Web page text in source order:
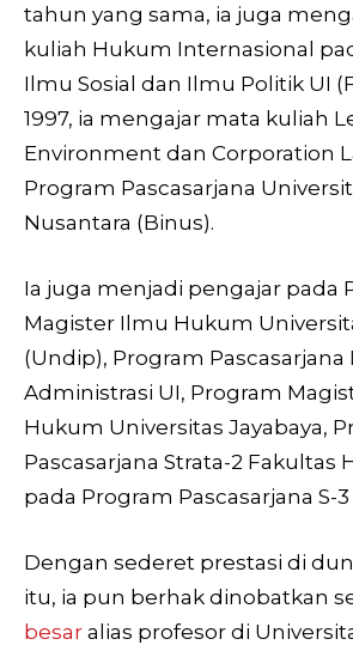
tahun yang sama, ia juga
kuliah Hukum Internasional
Ilmu Sosial dan Ilmu Politik UI
1997, ia mengajar mata kuliah
Environment dan Corporation
Program Pascasarjana
Nusantara (Binus).
Ia juga menjadi pengajar pada
Magister Ilmu Hukum
(Undip), Program Pascasarjana
Administrasi UI, Program
Hukum Universitas Jayabaya,
Pascasarjana Strata-2 Fakultas
pada Program Pascasarjana S-3
Dengan sederet prestasi di
itu, ia pun berhak dinobatkan
besar alias profesor di